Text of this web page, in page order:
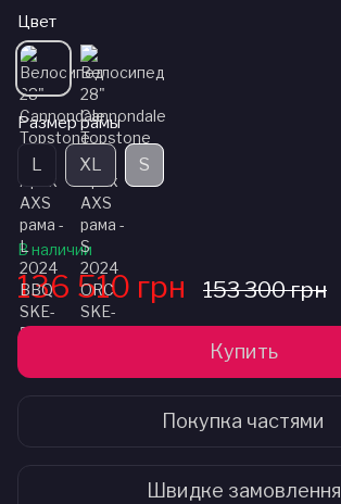
Цвет
Размер рамы
L XL S
В наличии
136 510 грн 153 300 грн
Купить
Покупка частями
Швидке замовлення